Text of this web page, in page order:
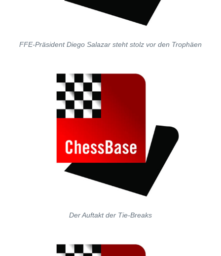
FFE-Präsident Diego Salazar steht stolz vor den Trophäen
Der Auftakt der Tie-Breaks